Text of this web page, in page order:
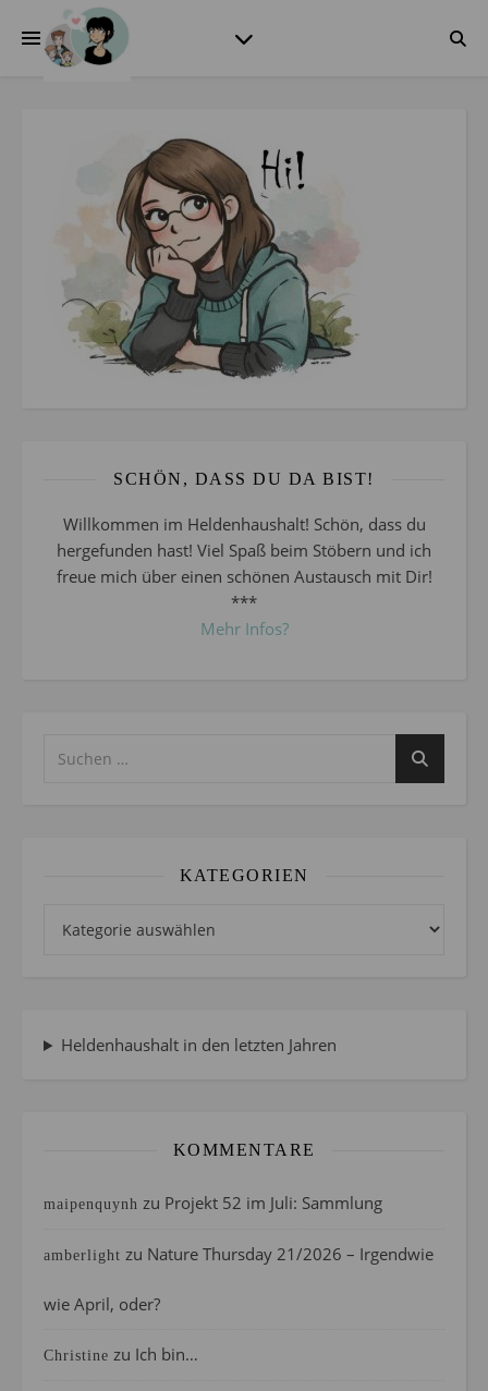
SCHÖN, DASS DU DA BIST!
Willkommen im Heldenhaushalt! Schön, dass du
hergefunden hast! Viel Spaß beim Stöbern und ich
freue mich über einen schönen Austausch mit Dir!
***
Mehr Infos?
KATEGORIEN
Heldenhaushalt in den letzten Jahren
KOMMENTARE
maipenquynh zu Projekt 52 im Juli: Sammlung
amberlight zu Nature Thursday 21/2026 – Irgendwie
wie April, oder?
Christine zu Ich bin…